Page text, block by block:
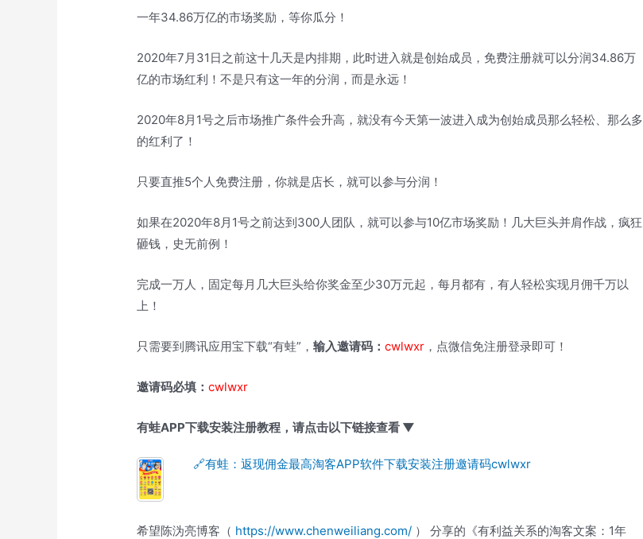
一年34.86万亿的市场奖励，等你瓜分！
2020年7月31日之前这十几天是内排期，此时进入就是创始成员，免费注册就可以分润34.86万
亿的市场红利！不是只有这一年的分润，而是永远！
2020年8月1号之后市场推广条件会升高，就没有今天第一波进入成为创始成员那么轻松、那么多
的红利了！
只要直推5个人免费注册，你就是店长，就可以参与分润！
如果在2020年8月1号之前达到300人团队，就可以参与10亿市场奖励！几大巨头并肩作战，疯狂
砸钱，史无前例！
完成一万人，固定每月几大巨头给你奖金至少30万元起，每月都有，有人轻松实现月佣千万以
上！
只需要到腾讯应用宝下载“有蛙”，输入邀请码：cwlwxr ，点微信免注册登录即可！
邀请码必填：cwlwxr
有蛙APP下载安装注册教程，请点击以下链接查看 ▼
🔗有蛙：返现佣金最高淘客APP软件下载安装注册邀请码cwlwxr
希望陈沩亮博客（ https://www.chenweiliang.com/ ） 分享的《有利益关系的淘客文案：1年